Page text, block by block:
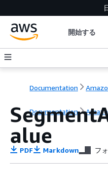
開始する
Documentation
Documentation
alue
PDF Markdown フ